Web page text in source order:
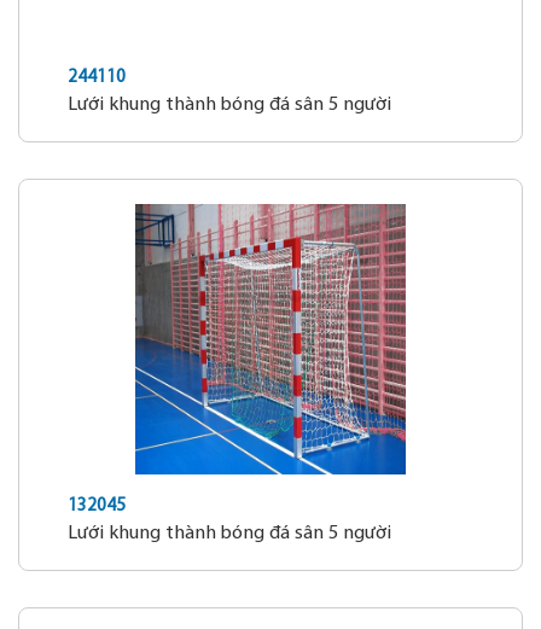
244110
Lưới khung thành bóng đá sân 5 người
132045
Lưới khung thành bóng đá sân 5 người